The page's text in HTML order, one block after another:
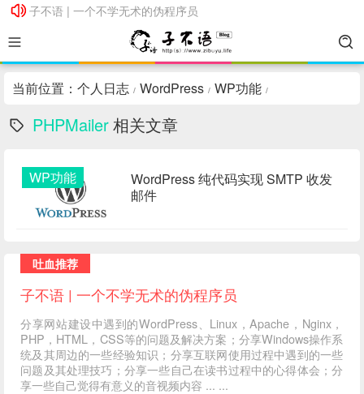
子不语 | 一个不学无术的伪程序员
子不语 | 一个不学无术的伪程序员
当前位置： 个人日志 / WordPress / WP功能 /
PHPMailer相关文章
WP功能
WordPress 纯代码实现 SMTP 收发
邮件
吐血推荐
子不语 | 一个不学无术的伪程序员
分享网站建设中遇到的WordPress、Linux，Apache，Nginx，
PHP，HTML，CSS等的问题及解决方案；分享Windows操作系
统及其周边的一些经验知识；分享互联网使用过程中遇到的一些
问题及其处理技巧；分享一些自己在读书过程中的心得体会；分
享一些自己觉得有意义的音视频内容 ... ...